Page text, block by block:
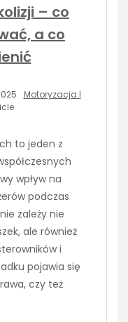
– co
a co
Motoryzacja I
to jeden z
wpływ na
podczas
zależy nie
ale również
i
pojawia się
czy też